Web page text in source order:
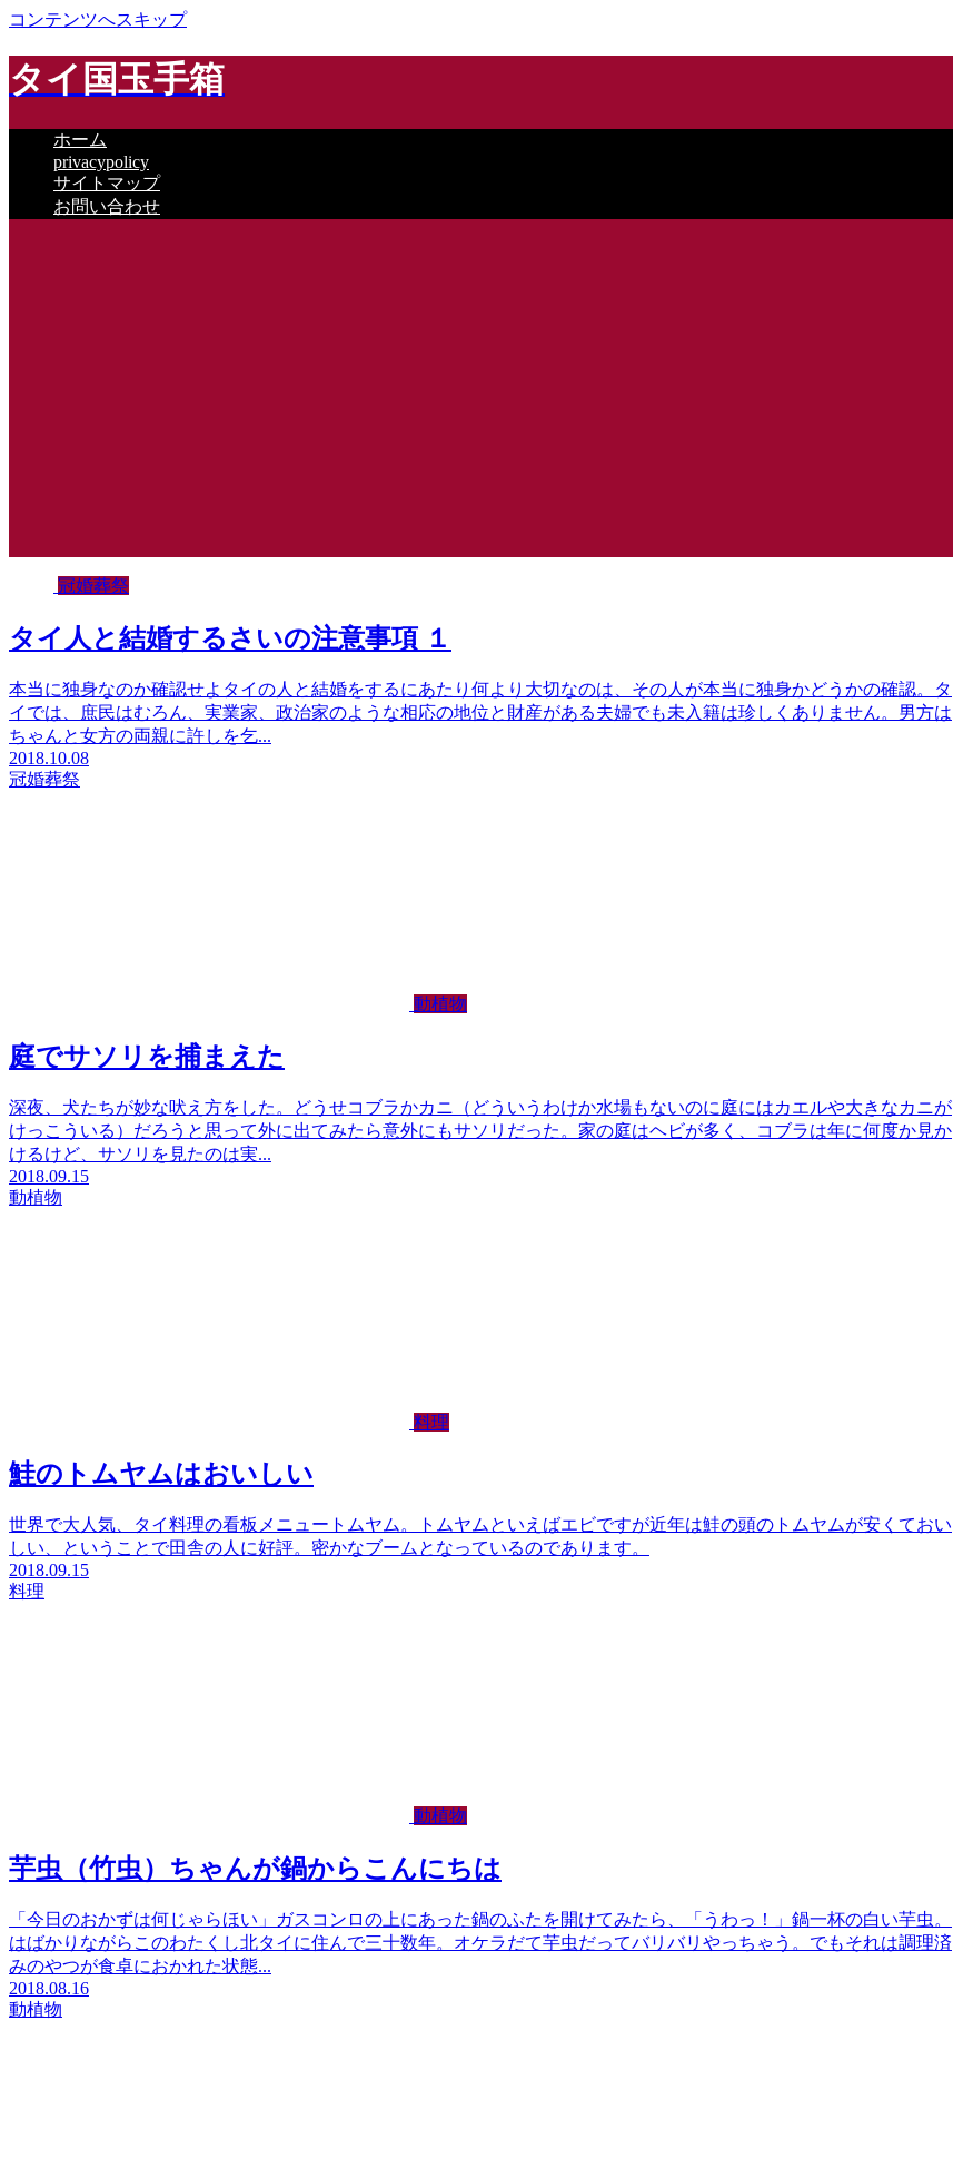
コンテンツへスキップ
タイ国玉手箱
ホーム
privacypolicy
サイトマップ
お問い合わせ
冠婚葬祭
タイ人と結婚するさいの注意事項 １
本当に独身なのか確認せよタイの人と結婚をするにあたり何より大切なのは、その人が本当に独身かどうかの確認。タ
イでは、庶民はむろん、実業家、政治家のような相応の地位と財産がある夫婦でも未入籍は珍しくありません。男方は
ちゃんと女方の両親に許しを乞...
2018.10.08
冠婚葬祭
動植物
庭でサソリを捕まえた
深夜、犬たちが妙な吠え方をした。どうせコブラかカニ（どういうわけか水場もないのに庭にはカエルや大きなカニが
けっこういる）だろうと思って外に出てみたら意外にもサソリだった。家の庭はヘビが多く、コブラは年に何度か見か
けるけど、サソリを見たのは実...
2018.09.15
動植物
料理
鮭のトムヤムはおいしい
世界で大人気、タイ料理の看板メニュートムヤム。トムヤムといえばエビですが近年は鮭の頭のトムヤムが安くておい
しい、ということで田舎の人に好評。密かなブームとなっているのであります。
2018.09.15
料理
動植物
芋虫（竹虫）ちゃんが鍋からこんにちは
「今日のおかずは何じゃらほい」ガスコンロの上にあった鍋のふたを開けてみたら、「うわっ！」鍋一杯の白い芋虫。
はばかりながらこのわたくし北タイに住んで三十数年。オケラだて芋虫だってバリバリやっちゃう。でもそれは調理済
みのやつが食卓におかれた状態...
2018.08.16
動植物